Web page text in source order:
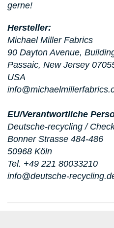
gerne!
Hersteller:
Michael Miller Fabrics
90 Dayton Avenue,
Passaic, New Jersey
USA
EU/Verantwortliche
Deutsche-recycling /
Bonner Strasse 484-486
50968 Köln
Tel. +49 221 80033210
info@deutsche-